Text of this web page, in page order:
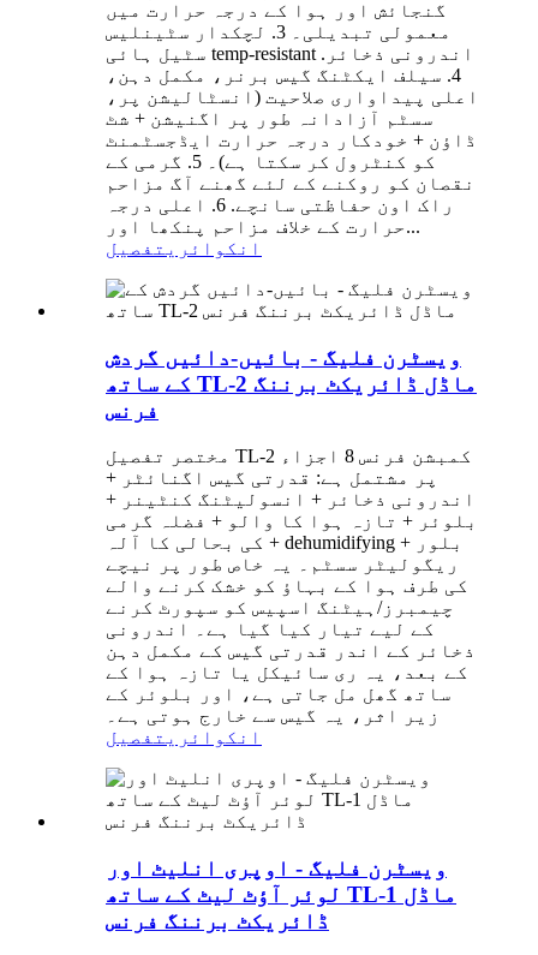
گنجائش اور ہوا کے درجہ حرارت میں
معمولی تبدیلی۔ 3. لچکدار سٹینلیس
سٹیل ہائی temp-resistant اندرونی ذخائر.
4. سیلف ایکٹنگ گیس برنر، مکمل دہن،
اعلی پیداواری صلاحیت (انسٹالیشن پر،
سسٹم آزادانہ طور پر اگنیشن + شٹ
ڈاؤن + خودکار درجہ حرارت ایڈجسٹمنٹ
کو کنٹرول کر سکتا ہے)۔ 5. گرمی کے
نقصان کو روکنے کے لئے گھنے آگ مزاحم
راک اون حفاظتی سانچے. 6. اعلی درجہ
حرارت کے خلاف مزاحم پنکھا اور...
انکوائری تفصیل
ویسٹرن فلیگ - بائیں-دائیں گردش
کے ساتھ TL-2 ماڈل ڈائریکٹ برننگ
فرنس
مختصر تفصیل TL-2 کمبشن فرنس 8 اجزاء
پر مشتمل ہے: قدرتی گیس اگنائٹر +
اندرونی ذخائر + انسولیٹنگ کنٹینر +
بلوئر + تازہ ہوا کا والو + فضلہ گرمی
کی بحالی کا آلہ + dehumidifying بلور +
ریگولیٹر سسٹم۔ یہ خاص طور پر نیچے
کی طرف ہوا کے بہاؤ کو خشک کرنے والے
چیمبرز/ہیٹنگ اسپیس کو سپورٹ کرنے
کے لیے تیار کیا گیا ہے۔ اندرونی
ذخائر کے اندر قدرتی گیس کے مکمل دہن
کے بعد، یہ ری سائیکل یا تازہ ہوا کے
ساتھ گھل مل جاتی ہے، اور بلوئر کے
زیر اثر، یہ گیس سے خارج ہوتی ہے۔
انکوائری تفصیل
ویسٹرن فلیگ - اوپری انلیٹ اور
لوئر آؤٹ لیٹ کے ساتھ TL-1 ماڈل
ڈائریکٹ برننگ فرنس